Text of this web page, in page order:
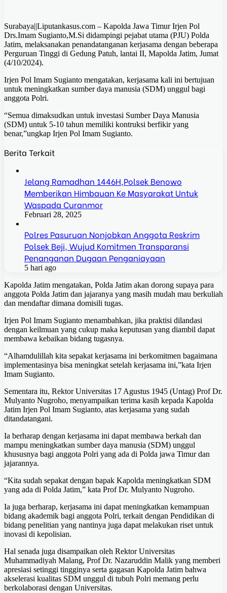
Surabaya||Liputankasus.com – Kapolda Jawa Timur Irjen Pol
Drs.Imam Sugianto,M.Si didampingi pejabat utama (PJU) Polda
Jatim, melaksanakan penandatanganan kerjasama dengan beberapa
Perguruan Tinggi di Gedung Patuh, lantai II, Mapolda Jatim, Jumat
(4/10/2024).
Irjen Pol Imam Sugianto mengatakan, kerjasama kali ini bertujuan
untuk meningkatkan sumber daya manusia (SDM) unggul bagi
anggota Polri.
“Semua dimaksudkan untuk investasi Sumber Daya Manusia
(SDM) untuk 5-10 tahun memiliki kontruksi berfikir yang
benar,”ungkap Irjen Pol Imam Sugianto.
Berita Terkait
Jelang Ramadhan 1446H,Polsek Benowo
Memberikan Himbauan Ke Masyarakat Untuk
Waspada Curanmor
Februari 28, 2025
Polres Pasuruan Nonjobkan Anggota Reskrim
Polsek Beji, Wujud Komitmen Transparansi
Penanganan Dugaan Penganiayaan
5 hari ago
Kapolda Jatim mengatakan, Polda Jatim akan dorong supaya para
anggota Polda Jatim dan jajaranya yang masih mudah mau berkuliah
dan mendaftar dimana domisili tugas.
Irjen Pol Imam Sugianto menambahkan, jika praktisi dilandasi
dengan keilmuan yang cukup maka keputusan yang diambil dapat
membawa kebaikan bidang tugasnya.
“Alhamdulillah kita sepakat kerjasama ini berkomitmen bagaimana
implementasinya bisa meningkat setelah kerjasama ini,”kata Irjen
Imam Sugianto.
Sementara itu, Rektor Universitas 17 Agustus 1945 (Untag) Prof Dr.
Mulyanto Nugroho, menyampaikan terima kasih kepada Kapolda
Jatim Irjen Pol Imam Sugianto, atas kerjasama yang sudah
ditandatangani.
Ia berharap dengan kerjasama ini dapat membawa berkah dan
mampu meningkatkan sumber daya manusia (SDM) unggul
khususnya bagi anggota Polri yang ada di Polda jawa Timur dan
jajarannya.
“Kita sudah sepakat dengan bapak Kapolda meningkatkan SDM
yang ada di Polda Jatim,” kata Prof Dr. Mulyanto Nugroho.
Ia juga berharap, kerjasama ini dapat meningkatkan kemampuan
bidang akademik bagi anggota Polri, terkait dengan Pendidikan di
bidang penelitian yang nantinya juga dapat melakukan riset untuk
inovasi di kepolisian.
Hal senada juga disampaikan oleh Rektor Universitas
Muhammadiyah Malang, Prof Dr. Nazaruddin Malik yang memberi
apresiasi setinggi tingginya serta gagasan Kapolda Jatim bahwa
akselerasi kualitas SDM unggul di tubuh Polri memang perlu
berkolaborasi dengan Universitas.